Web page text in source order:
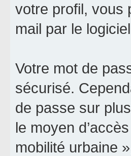
votre profil, vous
mail par le
Votre mot de
sécurisé.
de passe sur
le moyen
mobilité urbaine